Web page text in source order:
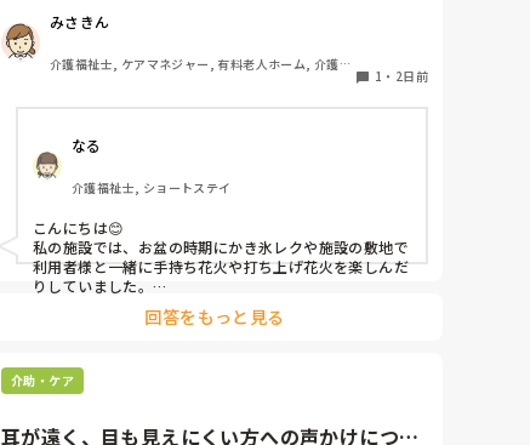
は、食事内容が変わる、家族が面会に来る…などでし
た。お盆まであと少しです。何かしていることがあれ
ばぜひシェアよろしくお願いします。
みさきん
介護福祉士, ケアマネジャー, 有料老人ホーム, 介護老
1 ・ 2日前
なる
介護福祉士, ショートステイ
こんにちは😊
私の施設では、お盆の時期にかき氷レクや施設の敷地で
利用者様と一緒に手持ち花火や打ち上げ花火を楽しんだ
りしていました。
みさきんさんの住職さんを呼んでご焼香できる機会があ
るのは利用者様にとっても良い経験にもなりますね！
回答をもっと見る
介助・ケア
耳が遠く、目も見えにくい方への声かけについ